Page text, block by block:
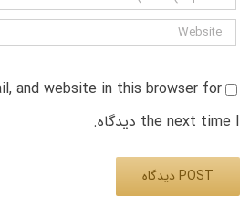
and website in this browser for
the next time I دیدگاه.